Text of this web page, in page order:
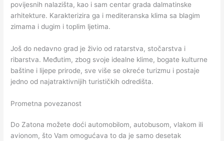
povijesnih nalazišta, kao i sam centar grada dalmatinske
arhitekture. Karakterizira ga i mediteranska klima sa blagim
zimama i dugim i toplim ljetima.
Još do nedavno grad je živio od ratarstva, stočarstva i
ribarstva. Međutim, zbog svoje idealne klime, bogate kulturne
baštine i lijepe prirode, sve više se okreće turizmu i postaje
jedno od najatraktivnijih turističkih odredišta.
Prometna povezanost
Do Zatona možete doći automobilom, autobusom, vlakom ili
avionom, što Vam omogućava to da je samo desetak